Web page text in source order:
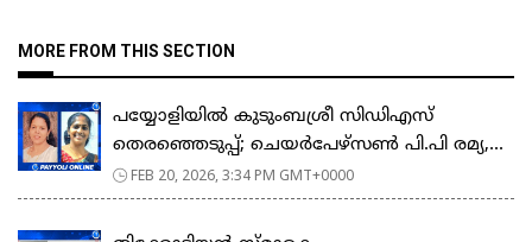
MORE FROM THIS SECTION
പയ്യോളിയിൽ കുടുംബശ്രീ സിഡിഎസ്
തെരഞ്ഞെടുപ്പ്; ചെയർപേഴ്സൺ പി.പി രമ്യ,...
FEB 20, 2026, 3:34 PM GMT+0000